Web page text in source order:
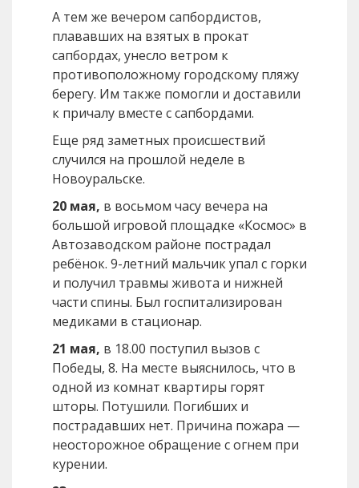
А тем же вечером сапбордистов,
плававших на взятых в прокат
сапбордах, унесло ветром к
противоположному городскому пляжу
берегу. Им также помогли и доставили
к причалу вместе с сапбордами.
Еще ряд заметных происшествий
случился на прошлой неделе в
Новоуральске.
20 мая, в восьмом часу вечера на
большой игровой площадке «Космос» в
Автозаводском районе пострадал
ребёнок. 9-летний мальчик упал с горки
и получил травмы живота и нижней
части спины. Был госпитализирован
медиками в стационар.
21 мая, в 18.00 поступил вызов с
Победы, 8. На месте выяснилось, что в
одной из комнат квартиры горят
шторы. Потушили. Погибших и
пострадавших нет. Причина пожара —
неосторожное обращение с огнем при
курении.